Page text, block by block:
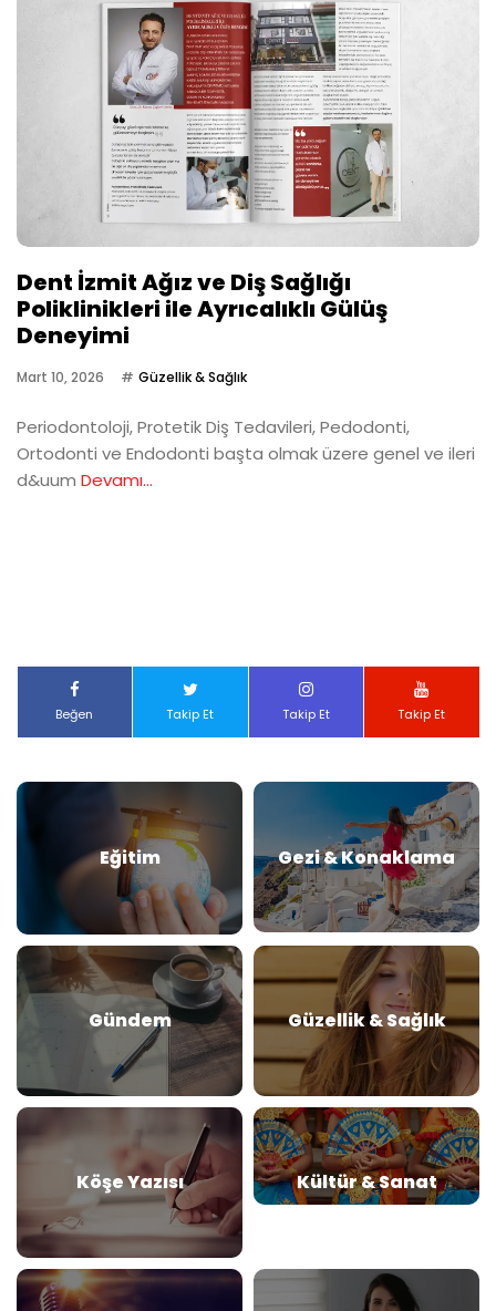
Dent İzmit Ağız ve Diş Sağlığı
Poliklinikleri ile Ayrıcalıklı Gülüş
Deneyimi
Mart 10, 2026 Güzellik & Sağlık
Periodontoloji, Protetik Diş Tedavileri, Pedodonti,
Ortodonti ve Endodonti başta olmak üzere genel ve ileri
d&uum Devamı...
Beğen Takip Et Takip Et Takip Et
Eğitim Gezi & Konaklama
Gündem Güzellik & Sağlık
Köşe Yazısı Kültür & Sanat